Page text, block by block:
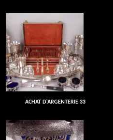
ACHAT D'ARGENTERIE 33